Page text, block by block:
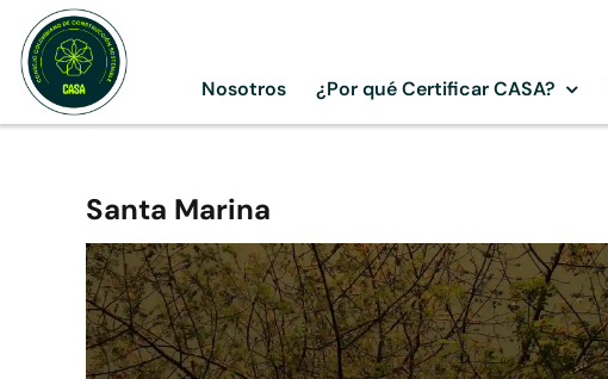
content
Nosotros ¿Por qué Certificar CASA?
Santa Marina